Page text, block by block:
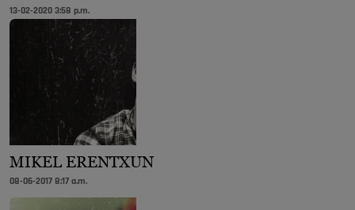
13-02-2020 3:58 p.m.
MIKEL ERENTXUN
08-06-2017 8:17 a.m.